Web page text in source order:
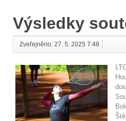
Výsledky
Zveřejněno: 27. 5. 2025 7:48